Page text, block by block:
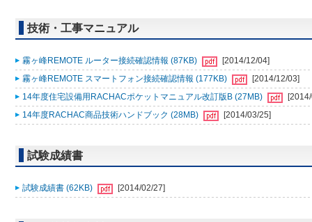
技術・工事マニュアル
霧ヶ峰REMOTE ルーター接続確認情報 (87KB)
[2014/12/04]
霧ヶ峰REMOTE スマートフォン接続確認情報 (177KB)
[2014/12/03]
14年度住宅設備用RACHACポケットマニュアル改訂版B (27MB)
14年度RACHAC商品技術ハンドブック (28MB)
[2014/03/25]
試験成績書
試験成績書 (62KB) [2014/02/27]